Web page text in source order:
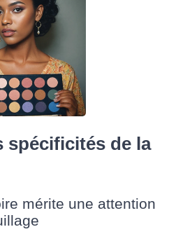
spécificités de la
mérite une attention